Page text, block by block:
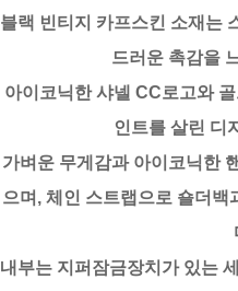
블랙 빈티지 카프스킨 소재는
드러운 촉감을
아이코닉한 샤넬 CC로고와
인트를 살린 디
가벼운 무게감과 아이코닉한
으며, 체인 스트랩으로 숄더백
내부는 지퍼잠금장치가 있는